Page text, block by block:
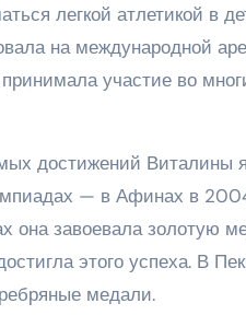
легкой атлетикой в
на международной
участие во
достижений Виталины
— в Афинах в
завоевала золотую
этого успеха. В
медали.